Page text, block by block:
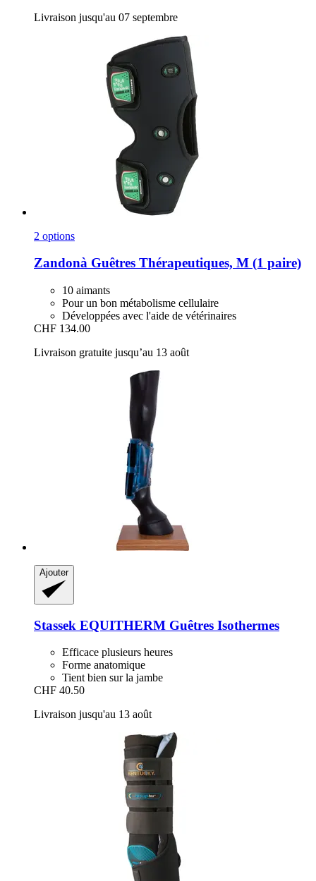
Livraison jusqu'au 07 septembre
2 options
Zandonà Guêtres Thérapeutiques, M (1 paire)
10 aimants
Pour un bon métabolisme cellulaire
Développées avec l'aide de vétérinaires
CHF 134.00
Livraison gratuite jusqu’au 13 août
Ajouter
Stassek EQUITHERM Guêtres Isothermes
Efficace plusieurs heures
Forme anatomique
Tient bien sur la jambe
CHF 40.50
Livraison jusqu'au 13 août